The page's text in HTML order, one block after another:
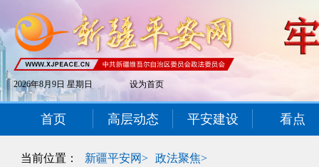
2026年8月9日 星期日 设为首页
首页 高层动态 平安建设 看点
当前位置： 新疆平安网> 政法聚焦>